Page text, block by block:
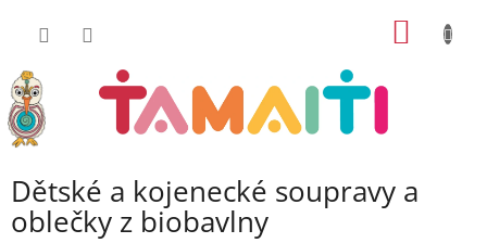
Dětské a kojenecké soupravy a
oblečky z biobavlny